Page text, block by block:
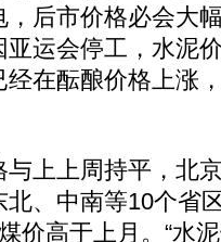
后市价格必会大
运会停工，水泥
在酝酿价格上涨
上上周持平，北
、中南等10个省
价高于上月。“水